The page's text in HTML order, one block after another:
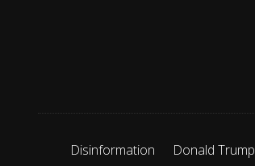
Disinformation Donald Trump